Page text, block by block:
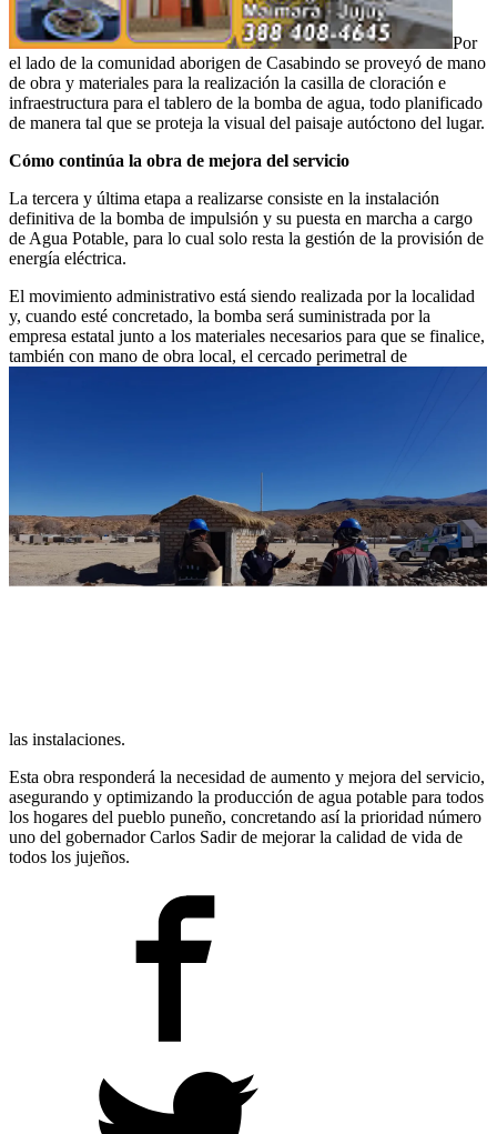
Por
el lado de la comunidad aborigen de Casabindo se proveyó de mano
de obra y materiales para la realización la casilla de cloración e
infraestructura para el tablero de la bomba de agua, todo planificado
de manera tal que se proteja la visual del paisaje autóctono del lugar.
Cómo continúa la obra de mejora del servicio
La tercera y última etapa a realizarse consiste en la instalación
definitiva de la bomba de impulsión y su puesta en marcha a cargo
de Agua Potable, para lo cual solo resta la gestión de la provisión de
energía eléctrica.
El movimiento administrativo está siendo realizada por la localidad
y, cuando esté concretado, la bomba será suministrada por la
empresa estatal junto a los materiales necesarios para que se finalice,
también con mano de obra local, el cercado perimetral de
las instalaciones.
Esta obra responderá la necesidad de aumento y mejora del servicio,
asegurando y optimizando la producción de agua potable para todos
los hogares del pueblo puneño, concretando así la prioridad número
uno del gobernador Carlos Sadir de mejorar la calidad de vida de
todos los jujeños.